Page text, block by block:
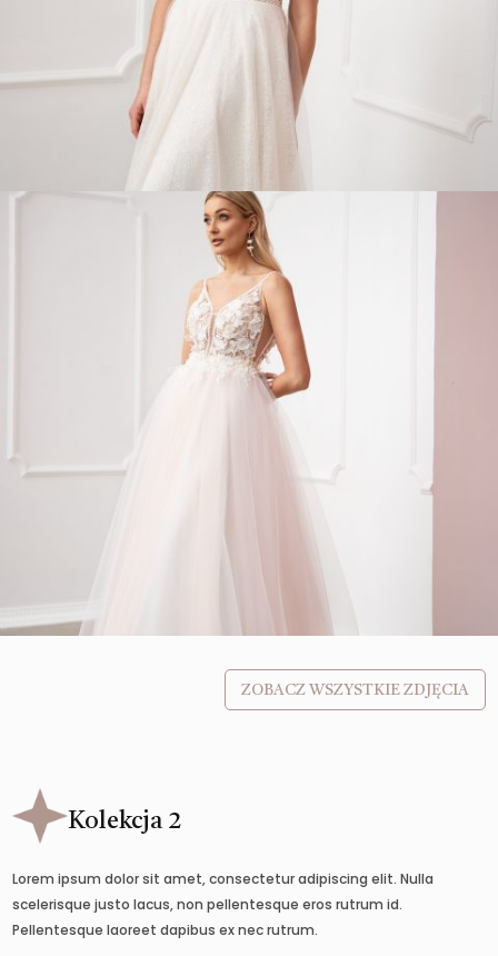
ZOBACZ WSZYSTKIE ZDJĘCIA
Kolekcja 2
Lorem ipsum dolor sit amet, consectetur adipiscing elit. Nulla
scelerisque justo lacus, non pellentesque eros rutrum id.
Pellentesque laoreet dapibus ex nec rutrum.